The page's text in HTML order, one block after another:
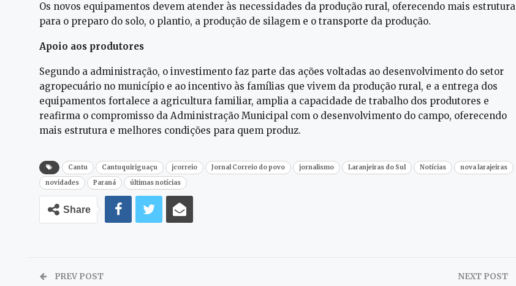
Os novos equipamentos devem atender às necessidades da produção rural, oferecendo mais estrutura
para o preparo do solo, o plantio, a produção de silagem e o transporte da produção.
Apoio aos produtores
Segundo a administração, o investimento faz parte das ações voltadas ao desenvolvimento do setor
agropecuário no município e ao incentivo às famílias que vivem da produção rural, e a entrega dos
equipamentos fortalece a agricultura familiar, amplia a capacidade de trabalho dos produtores e
reafirma o compromisso da Administração Municipal com o desenvolvimento do campo, oferecendo
mais estrutura e melhores condições para quem produz.
Cantu Cantuquiriguaçu jcorreio Jornal Correio do povo jornalismo Laranjeiras do Sul Notícias
nova larajeiras
novidades
Paraná últimas notícias
Share
PREV POST NEXT POST